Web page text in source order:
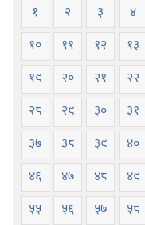
१ २ ३ ४
१०
११ १२ १३
१९
२० २१ २२
२८
२९ ३० ३१
३७
३८ ३९ ४०
४६
४७ ४८ ४९
५५
५६ ५७ ५८